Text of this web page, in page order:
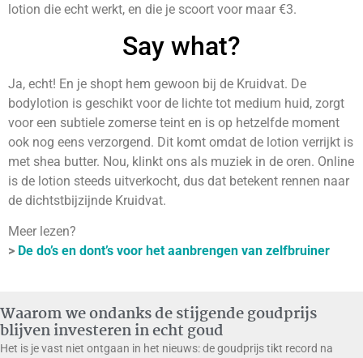
lotion die echt werkt, en die je scoort voor maar €3.
Say what?
Ja, echt! En je shopt hem gewoon bij de Kruidvat. De
bodylotion is geschikt voor de lichte tot medium huid, zorgt
voor een subtiele zomerse teint en is op hetzelfde moment
ook nog eens verzorgend. Dit komt omdat de lotion verrijkt is
met shea butter. Nou, klinkt ons als muziek in de oren. Online
is de lotion steeds uitverkocht, dus dat betekent rennen naar
de dichtstbijzijnde Kruidvat.
Meer lezen?
> De do’s en dont’s voor het aanbrengen van zelfbruiner
Waarom we ondanks de stijgende goudprijs
blijven investeren in echt goud
Het is je vast niet ontgaan in het nieuws: de goudprijs tikt record na